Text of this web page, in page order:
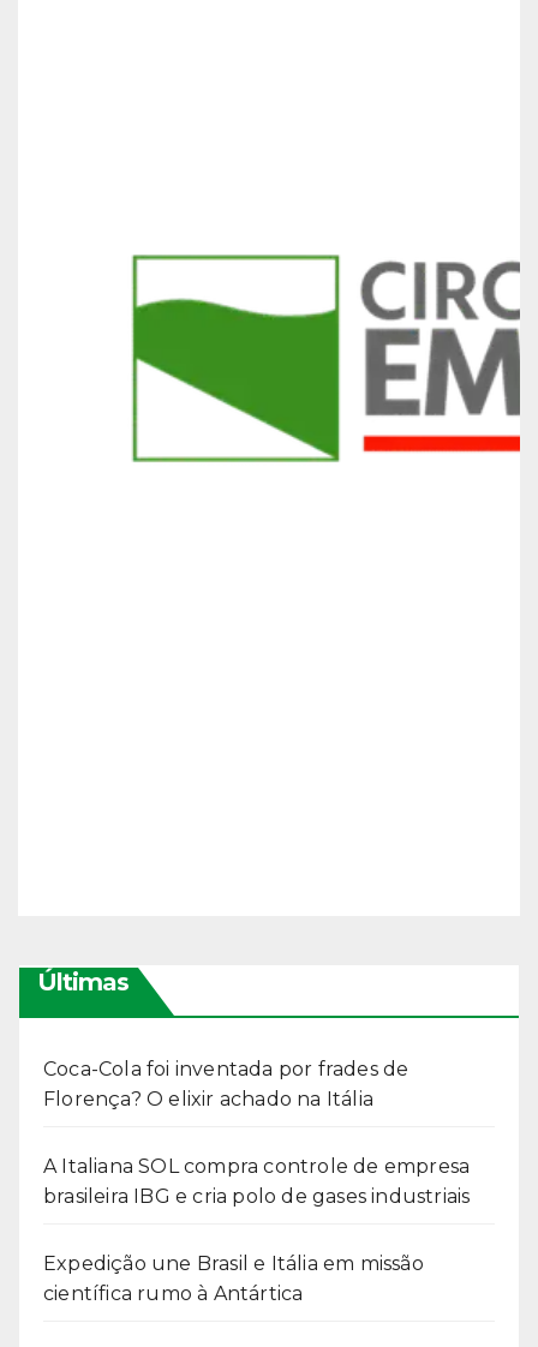
Últimas
Coca-Cola foi inventada por frades de
Florença? O elixir achado na Itália
A Italiana SOL compra controle de empresa
brasileira IBG e cria polo de gases industriais
Expedição une Brasil e Itália em missão
científica rumo à Antártica